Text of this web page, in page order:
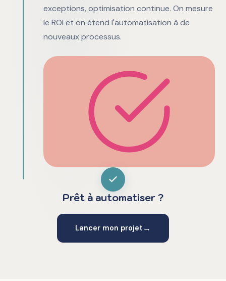
exceptions, optimisation continue. On mesure
le ROI et on étend l'automatisation à de
nouveaux processus.
Prêt à automatiser ?
Lancer mon projet →